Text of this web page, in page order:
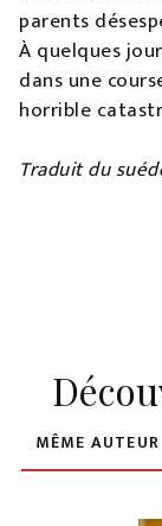
parents
À quelques
dans une
horrible
Traduit du
MÊME AUTEUR